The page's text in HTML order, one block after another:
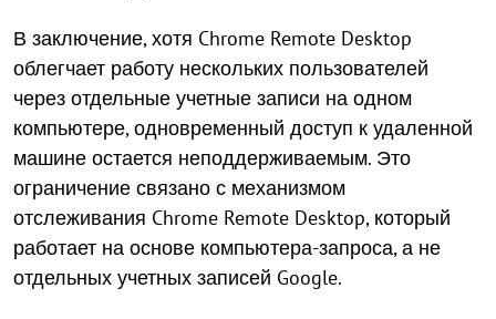
В заключение, хотя Chrome Remote Desktop
облегчает работу нескольких пользователей
через отдельные учетные записи на одном
компьютере, одновременный доступ к удаленной
машине остается неподдерживаемым. Это
ограничение связано с механизмом
отслеживания Chrome Remote Desktop, который
работает на основе компьютера-запроса, а не
отдельных учетных записей Google.